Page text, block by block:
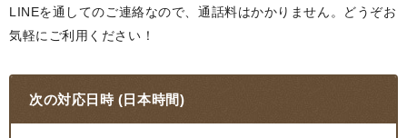
LINEを通してのご連絡なので、通話料はかかりません。どうぞお
気軽にご利用ください！
次の対応日時 (日本時間)